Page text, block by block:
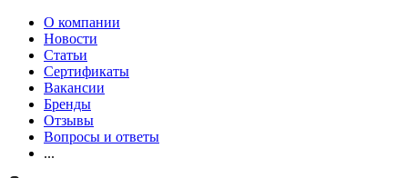
О компании
Новости
Статьи
Сертификаты
Вакансии
Бренды
Отзывы
Вопросы и ответы
...